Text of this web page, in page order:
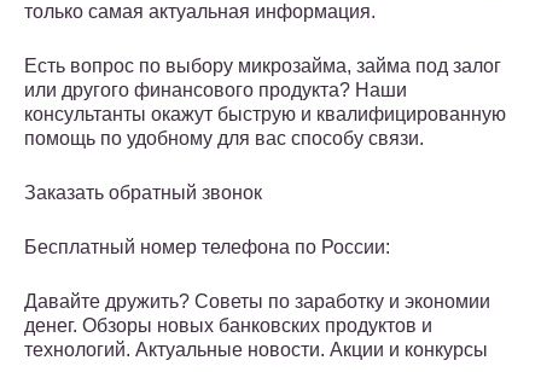
только самая актуальная информация.
Есть вопрос по выбору микрозайма, займа под залог
или другого финансового продукта? Наши
консультанты окажут быструю и квалифицированную
помощь по удобному для вас способу связи.
Заказать обратный звонок
Бесплатный номер телефона по России:
Давайте дружить? Советы по заработку и экономии
денег. Обзоры новых банковских продуктов и
технологий. Актуальные новости. Акции и конкурсы